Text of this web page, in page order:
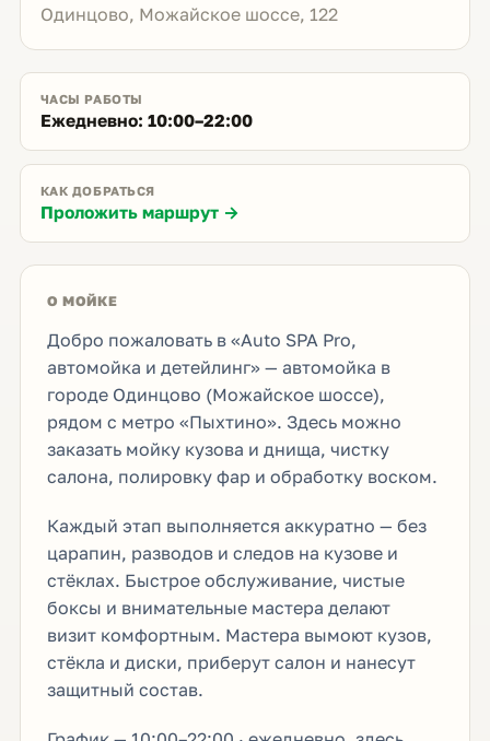
Одинцово, Можайское шоссе, 122
ЧАСЫ РАБОТЫ
Ежедневно: 10:00–22:00
КАК ДОБРАТЬСЯ
Проложить маршрут →
О МОЙКЕ
Добро пожаловать в «Auto SPA Pro,
автомойка и детейлинг» — автомойка в
городе Одинцово (Можайское шоссе),
рядом с метро «Пыхтино». Здесь можно
заказать мойку кузова и днища, чистку
салона, полировку фар и обработку воском.
Каждый этап выполняется аккуратно — без
царапин, разводов и следов на кузове и
стёклах. Быстрое обслуживание, чистые
боксы и внимательные мастера делают
визит комфортным. Мастера вымоют кузов,
стёкла и диски, приберут салон и нанесут
защитный состав.